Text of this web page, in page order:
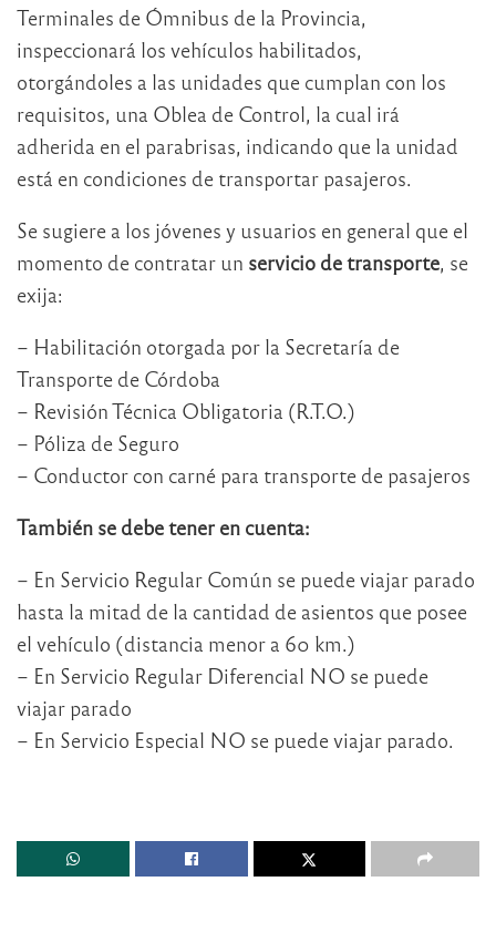
Terminales de Ómnibus de la Provincia,
inspeccionará los vehículos habilitados,
otorgándoles a las unidades que cumplan con los
requisitos, una Oblea de Control, la cual irá
adherida en el parabrisas, indicando que la unidad
está en condiciones de transportar pasajeros.
Se sugiere a los jóvenes y usuarios en general que el
momento de contratar un servicio de transporte, se
exija:
– Habilitación otorgada por la Secretaría de
Transporte de Córdoba
– Revisión Técnica Obligatoria (R.T.O.)
– Póliza de Seguro
– Conductor con carné para transporte de pasajeros
También se debe tener en cuenta:
– En Servicio Regular Común se puede viajar parado
hasta la mitad de la cantidad de asientos que posee
el vehículo (distancia menor a 60 km.)
– En Servicio Regular Diferencial NO se puede
viajar parado
– En Servicio Especial NO se puede viajar parado.